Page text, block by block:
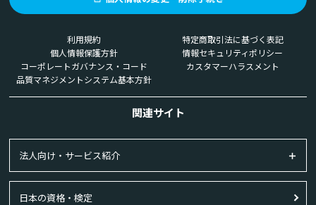
利用規約
特定商取引法に基づく表記
個人情報保護方針
情報セキュリティポリシー
コーポレートガバナンス・コード
カスタマーハラスメント
品質マネジメントシステム基本方針
関連サイト
法人向け・サービス紹介
日本の資格・検定